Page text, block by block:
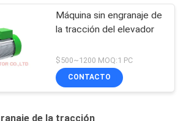
Máquina sin engranaje de
la tracción del elevador
$500~1200 MOQ:1 PC
CONTACTO
de la tracción